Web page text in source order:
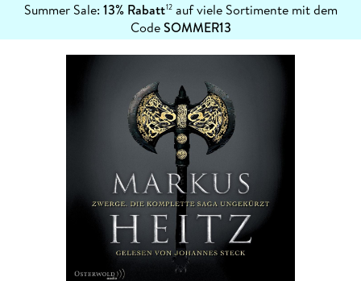
Summer Sale: 13% Rabatt12auf viele Sortimente mit dem
CodeSOMMER13
erfahren